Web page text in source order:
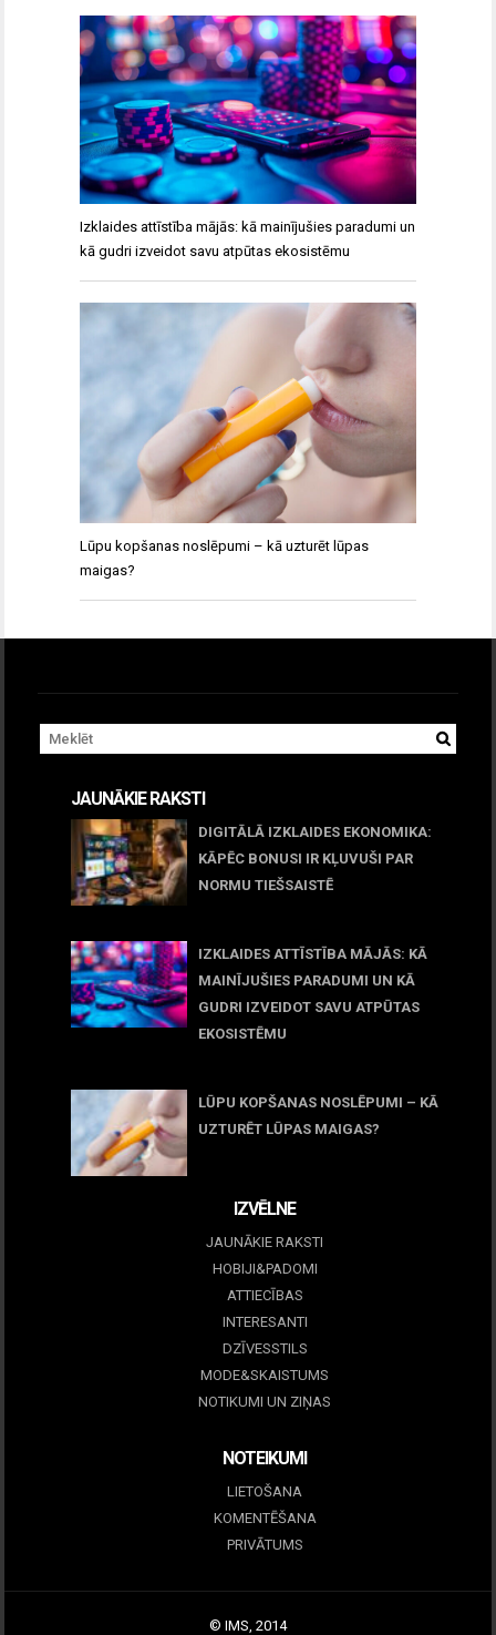
Izklaides attīstība mājās: kā mainījušies paradumi un
kā gudri izveidot savu atpūtas ekosistēmu
Lūpu kopšanas noslēpumi – kā uzturēt lūpas
maigas?
JAUNĀKIE RAKSTI
DIGITĀLĀ IZKLAIDES EKONOMIKA:
KĀPĒC BONUSI IR KĻUVUŠI PAR
NORMU TIEŠSAISTĒ
IZKLAIDES ATTĪSTĪBA MĀJĀS: KĀ
MAINĪJUŠIES PARADUMI UN KĀ
GUDRI IZVEIDOT SAVU ATPŪTAS
EKOSISTĒMU
LŪPU KOPŠANAS NOSLĒPUMI – KĀ
UZTURĒT LŪPAS MAIGAS?
IZVĒLNE
JAUNĀKIE RAKSTI
HOBIJI&PADOMI
ATTIECĪBAS
INTERESANTI
DZĪVESSTILS
MODE&SKAISTUMS
NOTIKUMI UN ZIŅAS
NOTEIKUMI
LIETOŠANA
KOMENTĒŠANA
PRIVĀTUMS
© IMS, 2014